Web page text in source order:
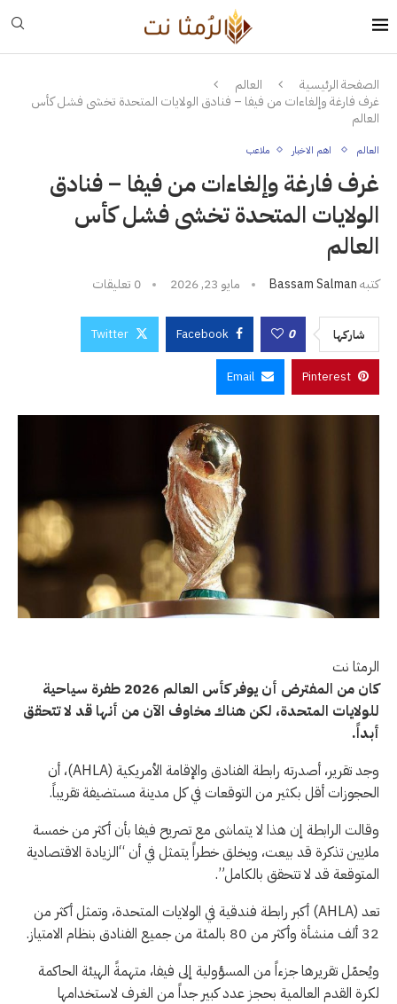
الصفحة الرئيسية
العالم
غرف فارغة وإلغاءات من فيفا – فنادق الولايات المتحدة تخشى فشل كأس
العالم
العالم اهم الاخبار ملاعب
غرف فارغة وإلغاءات من فيفا – فنادق
الولايات المتحدة تخشى فشل كأس
العالم
كتبهBassam Salman مايو 23, 2026 0 تعليقات
شاركها 0
Facebook
Twitter
Pinterest
Email
الرمثا نت
كان
من
المفترض
يوفر
كأس
العالم
2026
لكرة
القدم،
الذي
ينظمه
الدولي
لكرة
كان من المفترض أن يوفر كأس العالم 2026 طفرة سياحية
للولايات المتحدة، لكن هناك مخاوف الآن من أنها قد لا تتحقق
أبداً.
وجد تقرير، أصدرته رابطة الفنادق والإقامة الأمريكية (AHLA)، أن
الحجوزات أقل بكثير من التوقعات في كل مدينة مستضيفة تقريباً.
وقالت الرابطة إن هذا لا يتماشى مع تصريح فيفا بأن أكثر من خمسة
ملايين تذكرة قد بيعت، ويخلق خطراً يتمثل في أن “الزيادة الاقتصادية
المتوقعة قد لا تتحقق بالكامل”.
تعد (AHLA) أكبر رابطة فندقية في الولايات المتحدة، وتمثل أكثر من
32 ألف منشأة وأكثر من 80 بالمئة من جميع الفنادق بنظام الامتياز.
ويُحمّل تقريرها جزءاً من المسؤولية إلى فيفا، متهمةً الهيئة الحاكمة
لكرة القدم العالمية بحجز عدد كبير جداً من الغرف لاستخدامها